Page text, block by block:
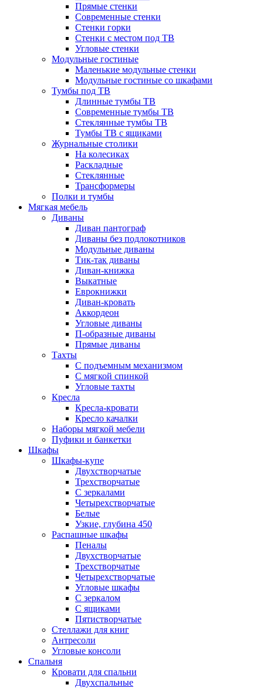
Прямые стенки
Современные стенки
Стенки горки
Стенки с местом под ТВ
Угловые стенки
Модульные гостиные
Маленькие модульные стенки
Модульные гостиные со шкафами
Тумбы под ТВ
Длинные тумбы ТВ
Современные тумбы ТВ
Стеклянные тумбы ТВ
Тумбы ТВ с ящиками
Журнальные столики
На колесиках
Раскладные
Стеклянные
Трансформеры
Полки и тумбы
Мягкая мебель
Диваны
Диван пантограф
Диваны без подлокотников
Модульные диваны
Тик-так диваны
Диван-книжка
Выкатные
Еврокнижки
Диван-кровать
Аккордеон
Угловые диваны
П-образные диваны
Прямые диваны
Тахты
С подъемным механизмом
С мягкой спинкой
Угловые тахты
Кресла
Кресла-кровати
Кресло качалки
Наборы мягкой мебели
Пуфики и банкетки
Шкафы
Шкафы-купе
Двухстворчатые
Трехстворчатые
С зеркалами
Четырехстворчатые
Белые
Узкие, глубина 450
Распашные шкафы
Пеналы
Двухстворчатые
Трехстворчатые
Четырехстворчатые
Угловые шкафы
С зеркалом
С ящиками
Пятистворчатые
Стеллажи для книг
Антресоли
Угловые консоли
Спальня
Кровати для спальни
Двухспальные